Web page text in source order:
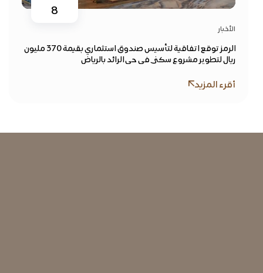
8
الأخبار
الرمز توقع اتفاقية لتأسيس صندوق استثماري بقيمة 370 مليون
ريال لتطوير مشروع سكني في حي الرائد بالرياض
أقرء المزيد